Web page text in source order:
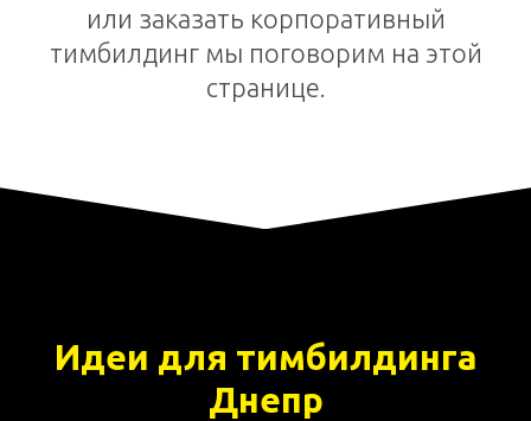
или заказать корпоративный
тимбилдинг мы поговорим на этой
странице.
Идеи для тимбилдинга
Днепр